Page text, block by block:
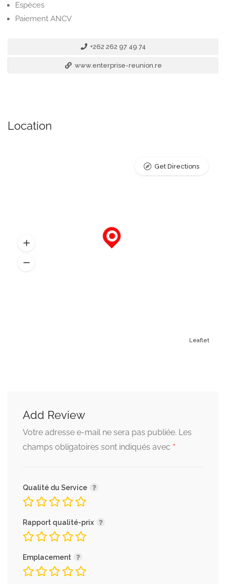
Espèces
Paiement ANCV
+262 262 97 49 74
www.enterprise-reunion.re
Location
Leaflet
Get Directions
Add Review
Votre adresse e-mail ne sera pas publiée. Les
champs obligatoires sont indiqués avec *
Qualité du Service
Rapport qualité-prix
Emplacement